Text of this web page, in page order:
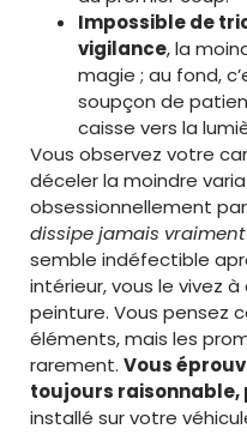
Impossible de
vigilance, la
magie ; au fond,
soupçon de
caisse vers la
Vous observez votre
déceler la moindre
obsessionnellement
dissipe jamais vraiment
semble indéfectible
intérieur, vous le vivez
peinture. Vous pensez
éléments, mais les
rarement. Vous
toujours raisonnable,
installé sur votre